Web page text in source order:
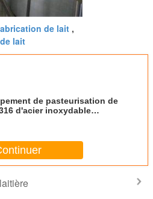
de lait ,
lait
de pasteurisation de
d'acier inoxydable